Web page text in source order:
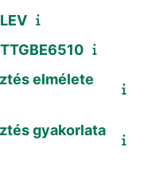
elmélete
gyakorlata